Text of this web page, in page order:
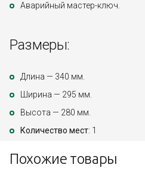
Аварийный мастер-ключ.
Размеры:
Длина — 340 мм.
Ширина — 295 мм.
Высота — 280 мм.
Количество мест: 1
Похожие товары